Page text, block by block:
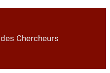
Chercheurs